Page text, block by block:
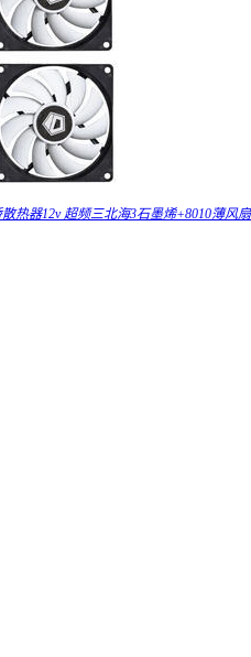
热器12v 超频三北海3石墨烯+8010薄风扇